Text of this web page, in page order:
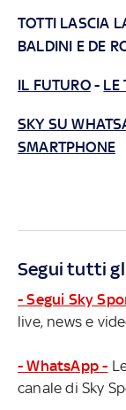
TOTTI LASCIA
BALDINI E DE
IL FUTURO- LE
SKY SU
SMARTPHONE
Segui tutti
- Segui Sky
live, news e
- WhatsApp -
canale di Sky